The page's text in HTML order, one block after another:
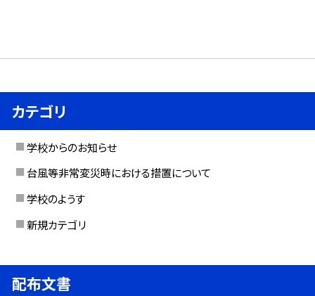
カテゴリ
学校からのお知らせ
台風等非常変災時における措置について
学校のようす
新規カテゴリ
配布文書